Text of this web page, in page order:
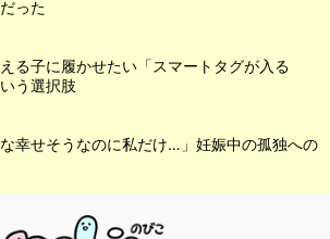
った
る子に履かせたい「スマートタグが入る
う選択肢
な幸せそうなのに私だけ…」妊娠中の孤独への